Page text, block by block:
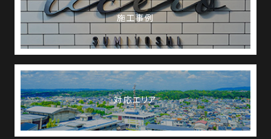
施工事例
対応エリア